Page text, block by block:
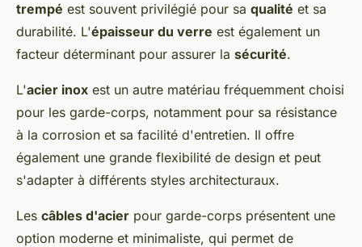
trempé est souvent privilégié pour sa qualité et sa
durabilité. L'épaisseur du verre est également un
facteur déterminant pour assurer la sécurité.
L'acier inox est un autre matériau fréquemment choisi
pour les garde-corps, notamment pour sa résistance
à la corrosion et sa facilité d'entretien. Il offre
également une grande flexibilité de design et peut
s'adapter à différents styles architecturaux.
Les câbles d'acier pour garde-corps présentent une
option moderne et minimaliste, qui permet de